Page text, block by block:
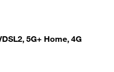
5G+ Home, 4G